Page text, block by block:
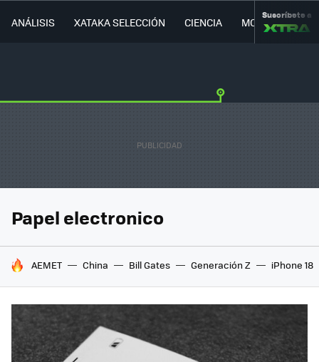
ANÁLISIS XATAKA SELECCIÓN CIENCIA MOVILIDAD
Suscríbete a
Papel electronico
HOY SE HABLA DE
AEMET China Bill Gates Generación Z iPhone 18